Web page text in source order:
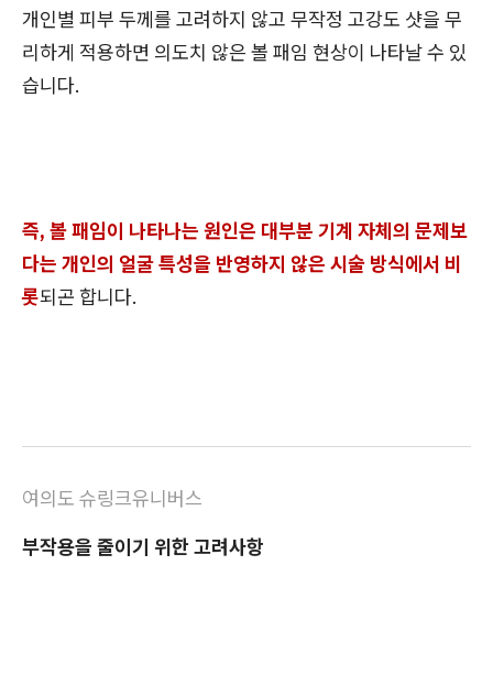
개인별 피부 두께를 고려하지 않고 무작정 고강도 샷을 무
리하게 적용하면 의도치 않은 볼 패임 현상이 나타날 수 있
습니다.
즉, 볼 패임이 나타나는 원인은 대부분 기계 자체의 문제보
다는 개인의 얼굴 특성을 반영하지 않은 시술 방식에서 비
롯되곤 합니다.
여의도 슈링크유니버스
부작용을 줄이기 위한 고려사항